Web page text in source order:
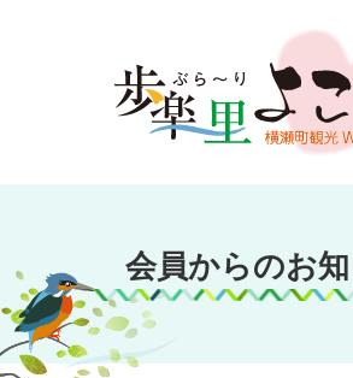
文
キ
プ
歩楽～里（
り）よこ
会員からのお